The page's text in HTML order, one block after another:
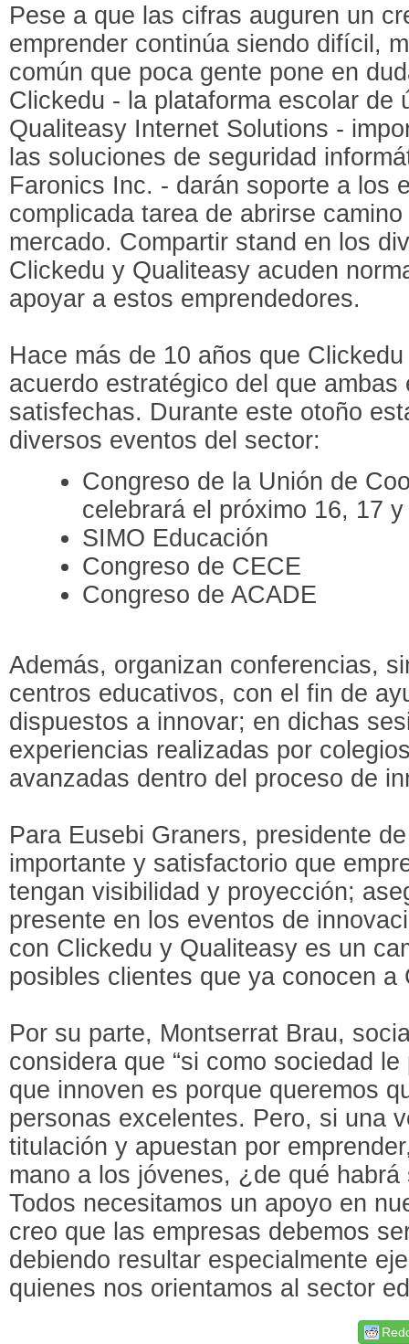
Pese a que las cifras auguren un
emprender continúa siendo difícil,
común que poca gente pone en
Clickedu - la plataforma escolar de
Qualiteasy Internet Solutions -
las soluciones de seguridad
Faronics Inc. - darán soporte a los
complicada tarea de abrirse
mercado. Compartir stand en los
Clickedu y Qualiteasy acuden
apoyar a estos emprendedores.
Hace más de 10 años que
acuerdo estratégico del que
satisfechas. Durante este otoño
diversos eventos del sector:
Congreso de la Unión de
celebrará el próximo 16, 17
SIMO Educación
Congreso de CECE
Congreso de ACADE
Además, organizan conferencias,
centros educativos, con el fin de
dispuestos a innovar; en dichas
experiencias realizadas por
avanzadas dentro del proceso de
Para Eusebi Graners, presidente
importante y satisfactorio que
tengan visibilidad y proyección;
presente en los eventos de
con Clickedu y Qualiteasy es un
posibles clientes que ya conocen a
Por su parte, Montserrat Brau,
considera que “si como sociedad
que innoven es porque queremos
personas excelentes. Pero, si una
titulación y apuestan por
mano a los jóvenes, ¿de qué
Todos necesitamos un apoyo en
creo que las empresas debemos
debiendo resultar especialmente
quienes nos orientamos al sector